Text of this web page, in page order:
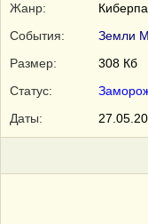
Жанр:
События:
Земли
Размер:
308 Кб
Статус:
Даты: